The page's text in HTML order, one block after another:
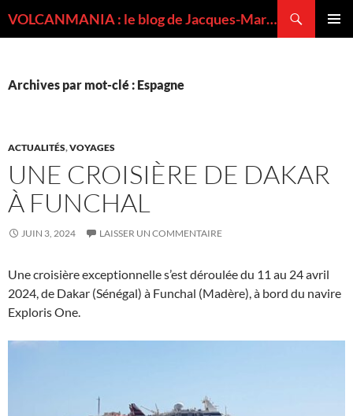
VOLCANMANIA : le blog de Jacques-Marie BARDINTZEFF, volcanologue
Archives par mot-clé : Espagne
ACTUALITÉS,VOYAGES
UNE CROISIÈRE DE DAKAR
À FUNCHAL
JUIN 3, 2024 LAISSER UN COMMENTAIRE
Une croisière exceptionnelle s’est déroulée du 11 au 24 avril
2024, de Dakar (Sénégal) à Funchal (Madère), à bord du navire
Exploris One.